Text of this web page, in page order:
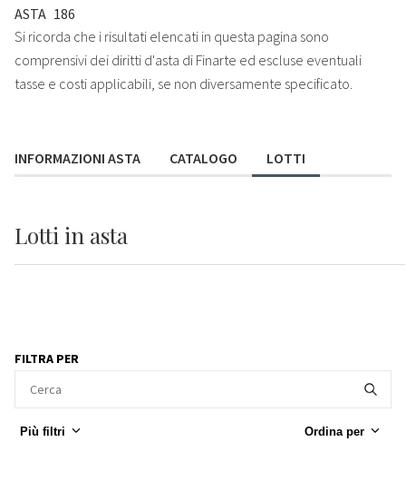
ASTA 186
Si ricorda che i risultati elencati in questa pagina sono
comprensivi dei diritti d'asta di Finarte ed escluse eventuali
tasse e costi applicabili, se non diversamente specificato.
INFORMAZIONI ASTA CATALOGO LOTTI
Lotti in asta
FILTRA PER
Più filtri Ordina per